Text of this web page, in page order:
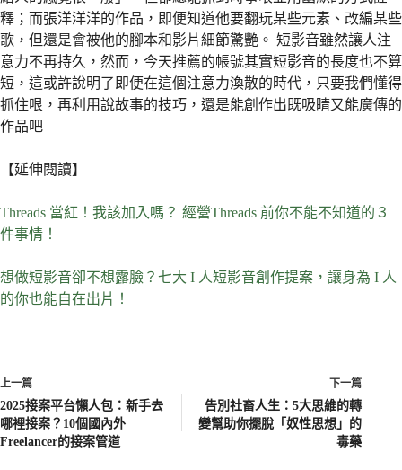
釋；而張洋洋洋的作品，即便知道他要翻玩某些元素、改編某些
歌，但還是會被他的腳本和影片細節驚艷。 短影音雖然讓人注
意力不再持久，然而，今天推薦的帳號其實短影音的長度也不算
短，這或許說明了即便在這個注意力渙散的時代，只要我們懂得
抓住哏，再利用說故事的技巧，還是能創作出既吸睛又能廣傳的
作品吧
【延伸閱讀】
Threads 當紅！我該加入嗎？ 經營Threads 前你不能不知道的３
件事情！
想做短影音卻不想露臉？七大 I 人短影音創作提案，讓身為 I 人
的你也能自在出片！
上一篇
2025接案平台懶人包：新手去
哪裡接案？10個國內外
Freelancer的接案管道
下一篇
告別社畜人生：5大思維的轉
變幫助你擺脫「奴性思想」的
毒藥